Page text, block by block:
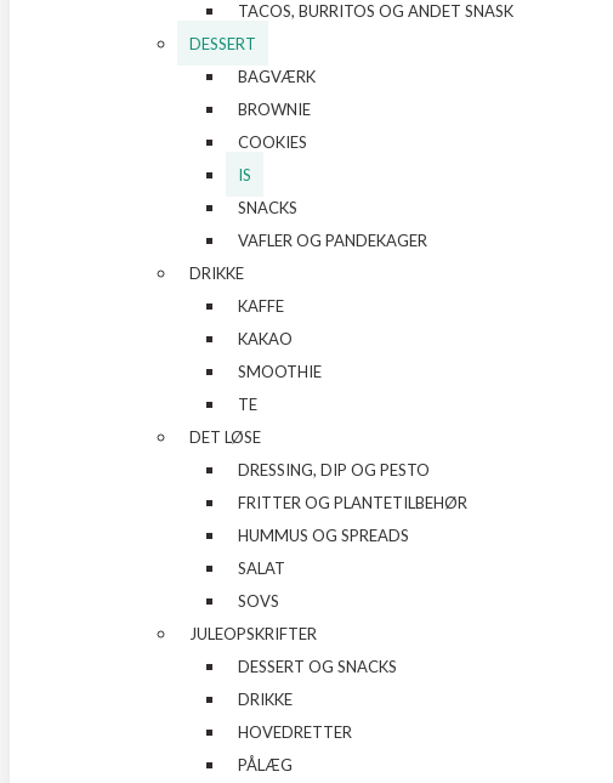
TACOS, BURRITOS OG ANDET SNASK
DESSERT
BAGVÆRK
BROWNIE
COOKIES
IS
SNACKS
VAFLER OG PANDEKAGER
DRIKKE
KAFFE
KAKAO
SMOOTHIE
TE
DET LØSE
DRESSING, DIP OG PESTO
FRITTER OG PLANTETILBEHØR
HUMMUS OG SPREADS
SALAT
SOVS
JULEOPSKRIFTER
DESSERT OG SNACKS
DRIKKE
HOVEDRETTER
PÅLÆG